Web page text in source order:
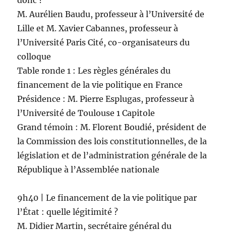
M. Aurélien Baudu, professeur à l’Université de
Lille et M. Xavier Cabannes, professeur à
l’Université Paris Cité, co-organisateurs du
colloque
Table ronde 1 : Les règles générales du
financement de la vie politique en France
Présidence : M. Pierre Esplugas, professeur à
l’Université de Toulouse 1 Capitole
Grand témoin : M. Florent Boudié, président de
la Commission des lois constitutionnelles, de la
législation et de l’administration générale de la
République à l’Assemblée nationale
9h40 | Le financement de la vie politique par
l’État : quelle légitimité ?
M. Didier Martin, secrétaire général du